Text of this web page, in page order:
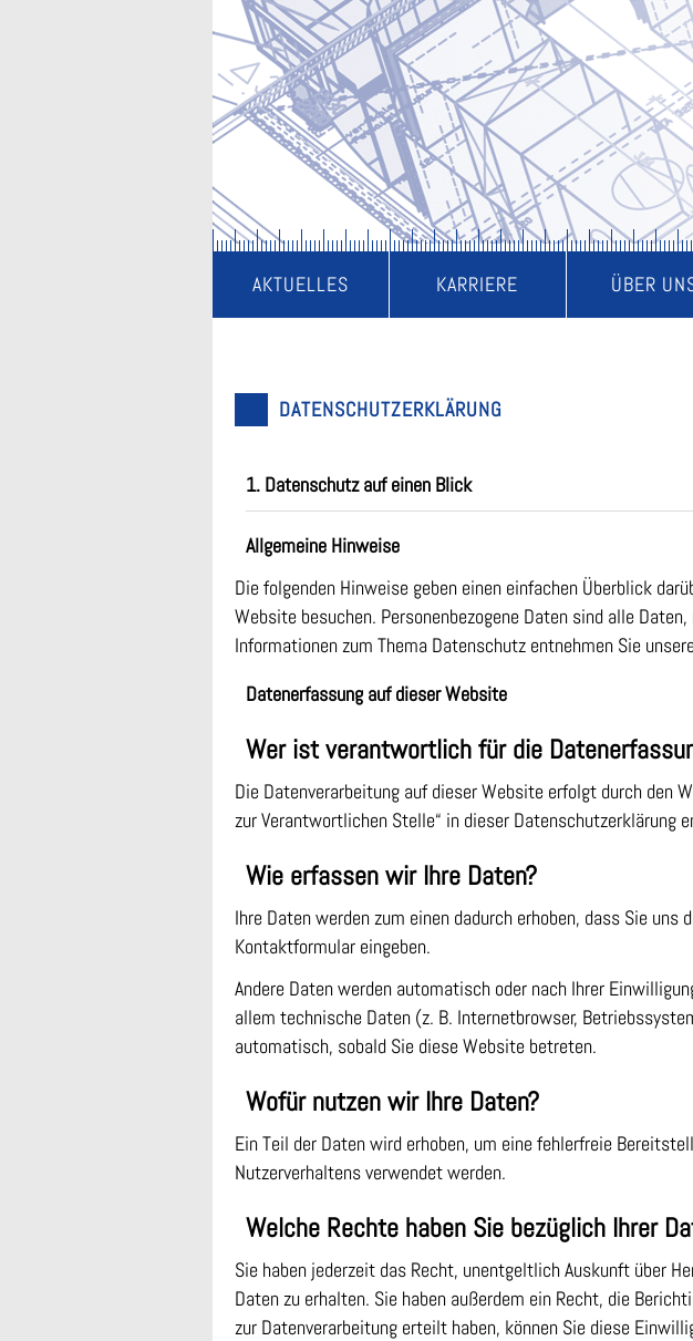
ÜBERSPRINGEN
AKTUELLES KARRIERE ÜBER
DATENSCHUTZERKLÄRUNG
1. Datenschutz auf einen Blick
Allgemeine Hinweise
Die folgenden Hinweise geben einen einfachen Überblick
Website besuchen. Personenbezogene Daten sind alle
Informationen zum Thema Datenschutz entnehmen Sie
Datenerfassung auf dieser Website
Wer ist verantwortlich für die
Die Datenverarbeitung auf dieser Website erfolgt durch den
zur Verantwortlichen Stelle“ in dieser Datenschutzerklärung
Wie erfassen wir Ihre Daten?
Ihre Daten werden zum einen dadurch erhoben, dass Sie
Kontaktformular eingeben.
Andere Daten werden automatisch oder nach Ihrer
allem technische Daten (z. B. Internetbrowser,
automatisch, sobald Sie diese Website betreten.
Wofür nutzen wir Ihre Daten?
Ein Teil der Daten wird erhoben, um eine fehlerfreie
Nutzerverhaltens verwendet werden.
Welche Rechte haben Sie bezüglich Ihrer
Sie haben jederzeit das Recht, unentgeltlich Auskunft über
Daten zu erhalten. Sie haben außerdem ein Recht, die
zur Datenverarbeitung erteilt haben, können Sie diese